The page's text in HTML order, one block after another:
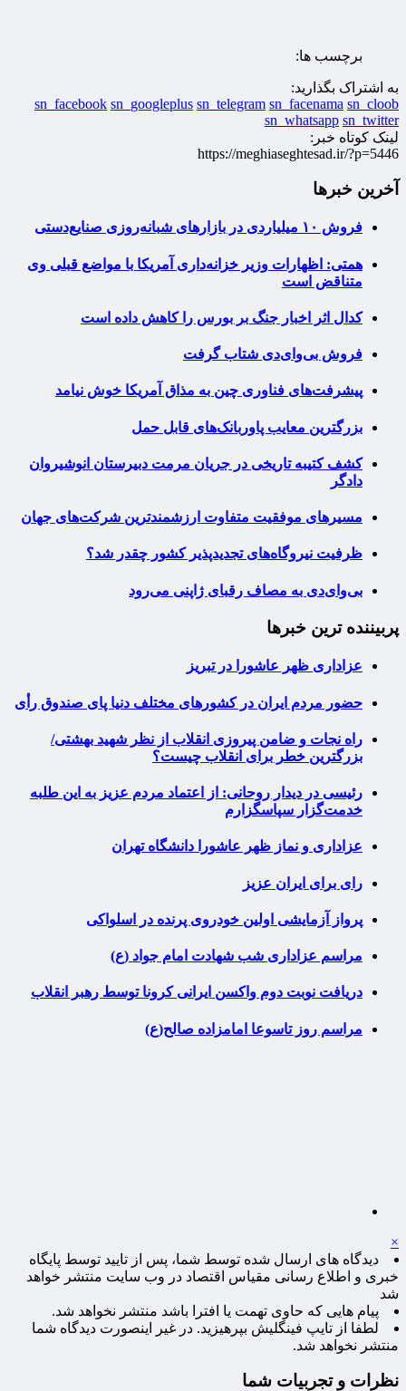
برچسب ها:
به اشتراک بگذارید:
sn_facebook sn_googleplus sn_telegram sn_facenama sn_cloob
sn_whatsapp sn_twitter
لینک کوتاه خبر:
https://meghiaseghtesad.ir/?p=5446
آخرین خبرها
فروش ۱۰ میلیاردی در بازارهای شبانه‌روزی صنایع‌دستی
همتی: اظهارات وزیر خزانه‌داری آمریکا با مواضع قبلی وی
متناقض است
کدال اثر اخبار جنگ بر بورس را کاهش داده است
فروش بی‌وای‌دی شتاب گرفت
پیشرفت‌های فناوری چین به مذاق آمریکا خوش نیامد
بزرگترین معایب پاوربانک‌های قابل حمل
کشف کتیبه تاریخی در جریان مرمت دبیرستان انوشیروان
دادگر
مسیرهای موفقیت متفاوت ارزشمندترین شرکت‌های جهان
ظرفیت نیروگاه‌های تجدیدپذیر کشور چقدر شد؟
بی‌وای‌دی به مصاف رقبای ژاپنی می‌رود
پربیننده ترین خبرها
عزاداری ظهر عاشورا در تبریز
حضور مردم ایران در کشورهای مختلف دنیا پای صندوق رأی
راه نجات و ضامن پیروزی انقلاب از نظر شهید بهشتی/
بزرگترین خطر برای انقلاب چیست؟
رئیسی در دیدار روحانی: از اعتماد مردم عزیز به این طلبه
خدمت‌گزار سپاسگزارم
عزاداری و نماز ظهر عاشورا دانشگاه تهران
رای برای ایران عزیز
پرواز آزمایشی اولین خودروی پرنده در اسلواکی
مراسم عزاداری شب شهادت امام جواد (ع)
دریافت نوبت دوم واکسن ایرانی کرونا توسط رهبر انقلاب
مراسم روز تاسوعا امامزاده صالح(ع)
×
دیدگاه های ارسال شده توسط شما، پس از تایید توسط پایگاه
خبری و اطلاع رسانی مقیاس اقتصاد در وب سایت منتشر خواهد
شد
پیام هایی که حاوی تهمت یا افترا باشد منتشر نخواهد شد.
لطفا از تایپ فینگلیش بپرهیزید. در غیر اینصورت دیدگاه شما
منتشر نخواهد شد.
نظرات و تجربیات شما